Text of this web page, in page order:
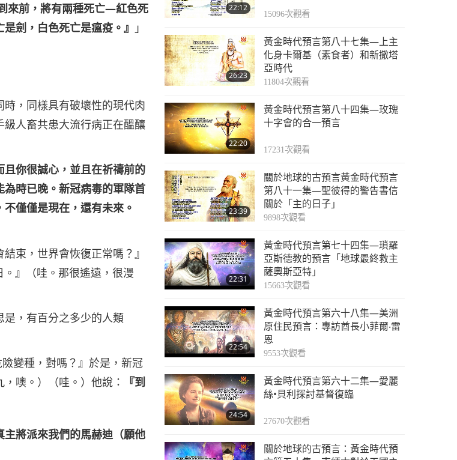
來前，將有兩種死亡—紅色死
劍，白色死亡是瘟疫。』
」
，同樣具有破壞性的現代肉
人畜共患大流行病正在醞釀
你很誠心，並且在祈禱前的
為時已晚。新冠病毒的軍隊首
僅僅是現在，還有未來。
束，世界會恢復正常嗎？』
』（哇。那很遙遠，很漫
，有百分之多少的人類
變種，對嗎？』於是，新冠
噢。）（哇。）他說：
『到
主將派來我們的馬赫迪（願他
22:12
15096次觀看
26:23
黃金時代預言第八十七集—上主
化身卡爾基（素食者）和新撒塔
亞時代
11804次觀看
22:20
黃金時代預言第八十四集—玫瑰
十字會的合一預言
17231次觀看
23:39
關於地球的古預言黃金時代預言
第八十一集—聖彼得的警告書信
關於「主的日子」
9898次觀看
22:31
黃金時代預言第七十四集—瑣羅
亞斯德教的預言「地球最終救主
薩奧斯亞特」
15663次觀看
22:54
黃金時代預言第六十八集—美洲
原住民預言：專訪酋長小菲爾‧雷
恩
9553次觀看
24:54
黃金時代預言第六十二集—愛麗
絲•貝利探討基督復臨
27670次觀看
關於地球的古預言：黃金時代預